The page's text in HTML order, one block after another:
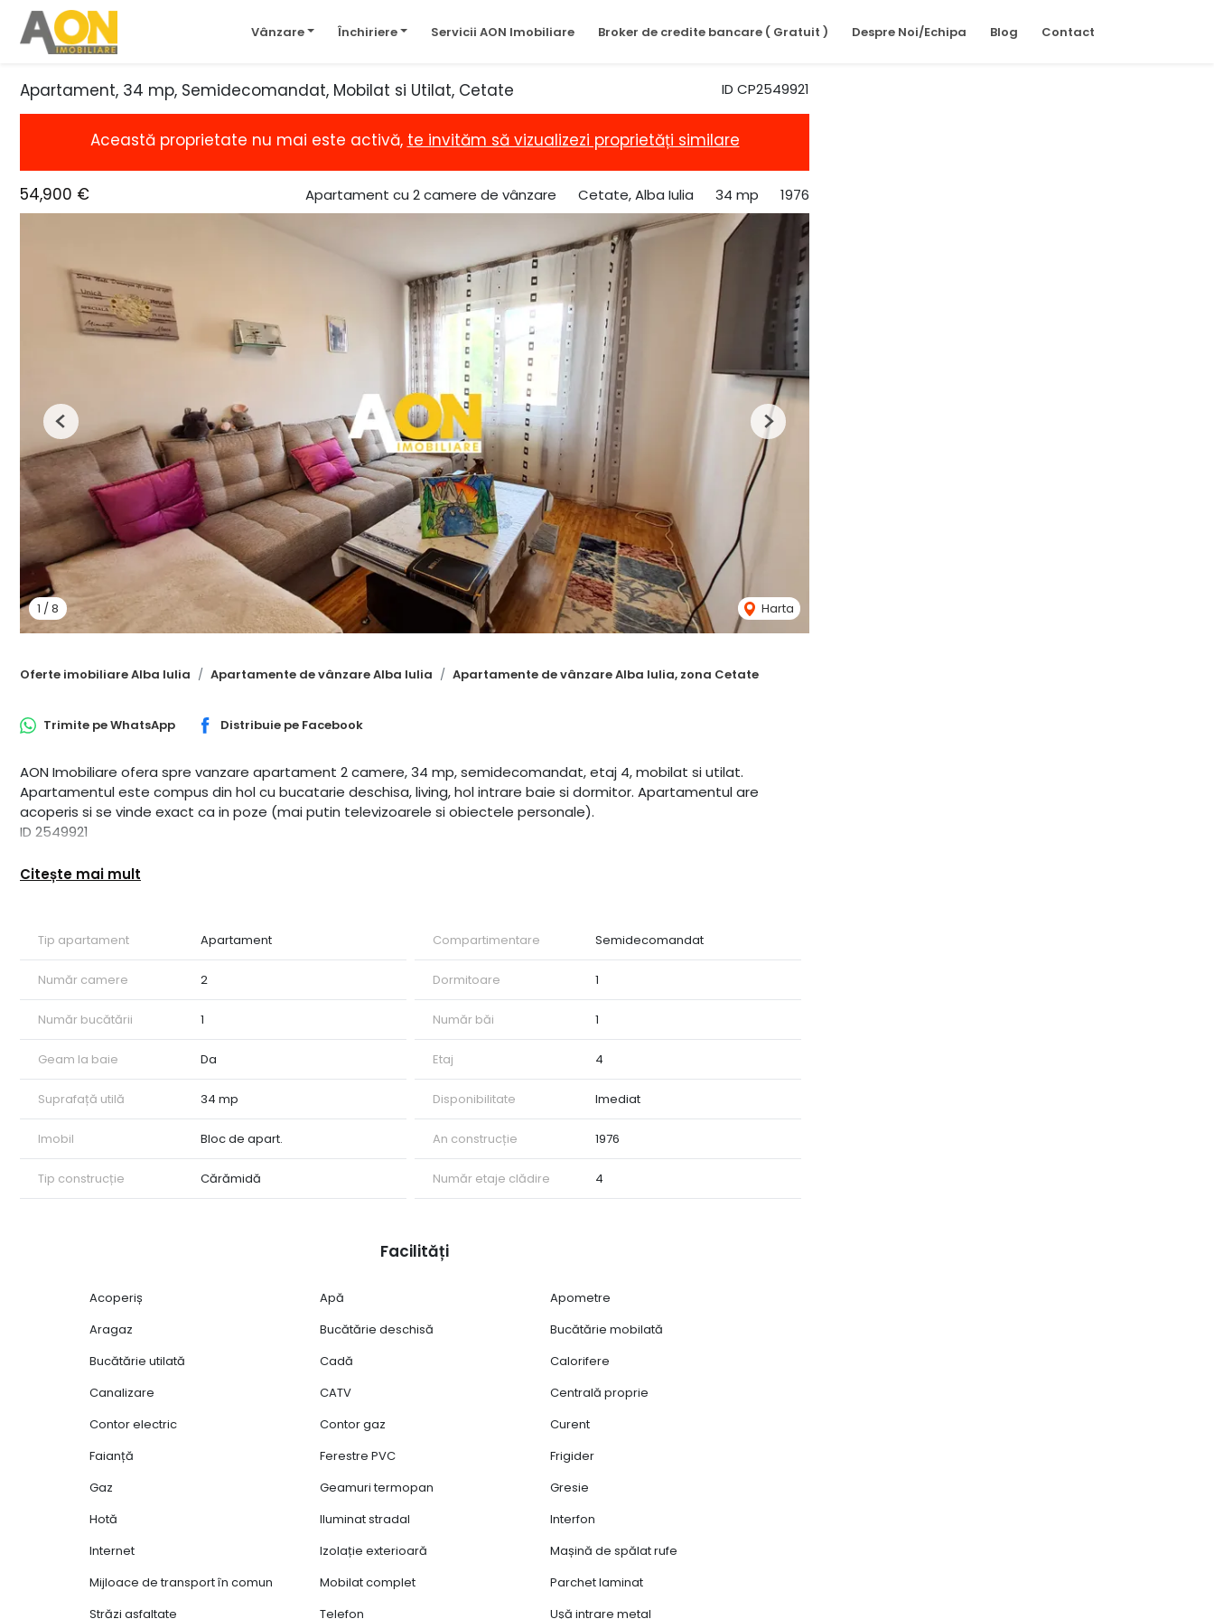
Vânzare Închiriere Servicii AON Imobiliare Broker de credite bancare ( Gratuit ) Despre Noi/Echipa Blog Contact
ID CP2549921
Apartament, 34 mp, Semidecomandat, Mobilat si Utilat, Cetate
Această proprietate nu mai este activă, te invităm să vizualizezi proprietăți similare
54,900 € Apartament cu 2 camere de vânzare Cetate, Alba Iulia 34 mp 1976
1 / 8 Harta
Previous Next
Oferte imobiliare Alba Iulia Apartamente de vânzare Alba Iulia Apartamente de vânzare Alba Iulia, zona Cetate
Trimite peWhatsApp Distribuie pe Facebook
AON Imobiliare ofera spre vanzare apartament 2 camere, 34 mp, semidecomandat, etaj 4, mobilat si utilat.
Apartamentul este compus din hol cu bucatarie deschisa, living, hol intrare baie si dormitor. Apartamentul are
acoperis si se vinde exact ca in poze (mai putin televizoarele si obiectele personale).
ID 2549921
Citește mai mult
Tip apartament Apartament Compartimentare Semidecomandat
Număr camere 2 Dormitoare 1
Număr bucătării 1 Număr băi 1
Geam la baie Da Etaj 4
Suprafață utilă 34 mp Disponibilitate Imediat
Imobil Bloc de apart. An construcție 1976
Tip construcție Cărămidă Număr etaje clădire 4
Facilități
Acoperiș Apă
Apometre
Aragaz
Bucătărie deschisă
Bucătărie mobilată
Bucătărie utilată
Cadă
Calorifere
Canalizare
CATV
Centrală proprie
Contor electric
Contor gaz
Curent
Faianță
Ferestre PVC
Frigider
Gaz
Geamuri termopan
Gresie
Hotă
Iluminat stradal
Interfon
Internet
Izolație exterioară
Mașină de spălat rufe
Mijloace de transport în comun
Mobilat complet
Parchet laminat
Străzi asfaltate
Telefon Ușă intrare metal